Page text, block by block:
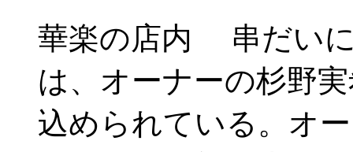
華楽の店内 串だい
は、オーナーの杉野
込められている。オ